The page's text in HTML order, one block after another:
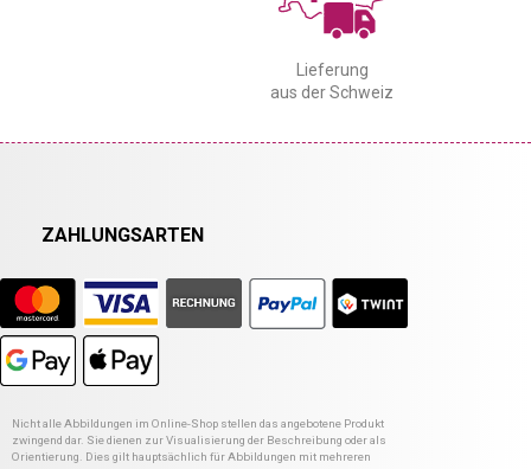
Lieferung
aus der Schweiz
ZAHLUNGSARTEN
Nicht alle Abbildungen im Online-Shop stellen das angebotene Produkt
zwingend dar. Sie dienen zur Visualisierung der Beschreibung oder als
Orientierung. Dies gilt hauptsächlich für Abbildungen mit mehreren